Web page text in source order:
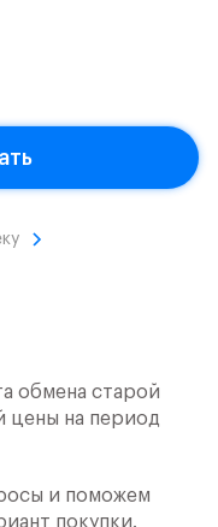
обмена старой
цены на период
и поможем
покупки.